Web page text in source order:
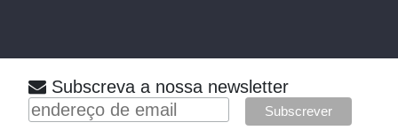
Subscreva a nossa newsletter